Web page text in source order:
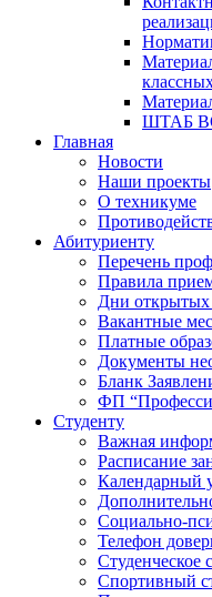
ШТАБ
Главная
Новости
Наши проекты
О техникуме
Абитуриенту
Перечень
Правила
Дни открытых
Вакантные
Платные
Документы
Бланк
ФП
Студенту
Важная
Расписание
Календарный
Социально-
Телефон
Студенческое
Спортивный